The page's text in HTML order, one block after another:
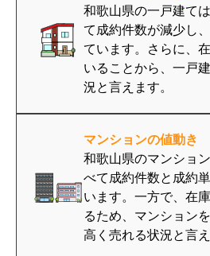
和歌山県の一戸建て
て成約件数が減少し
ています。さらに、
いることから、一戸
況と言えます。
マンションの値動き
和歌山県のマンショ
べて成約件数と成約
います。一方で、在
るため、マンション
高く売れる状況と言え